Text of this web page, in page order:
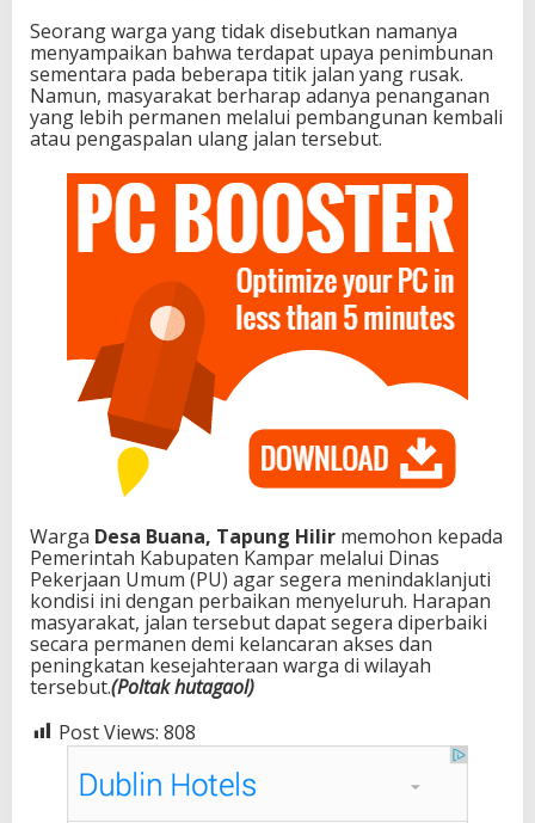
Seorang warga yang tidak disebutkan namanya
menyampaikan bahwa terdapat upaya penimbunan
sementara pada beberapa titik jalan yang rusak.
Namun, masyarakat berharap adanya penanganan
yang lebih permanen melalui pembangunan kembali
atau pengaspalan ulang jalan tersebut.
Warga Desa Buana, Tapung Hilir memohon kepada
Pemerintah Kabupaten Kampar melalui Dinas
Pekerjaan Umum (PU) agar segera menindaklanjuti
kondisi ini dengan perbaikan menyeluruh. Harapan
masyarakat, jalan tersebut dapat segera diperbaiki
secara permanen demi kelancaran akses dan
peningkatan kesejahteraan warga di wilayah
tersebut.(Poltak hutagaol)
Post Views: 808